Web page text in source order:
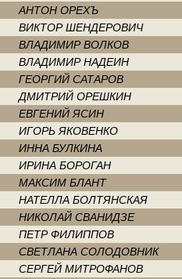
АНТОН ОРЕХЪ
ВИКТОР ШЕНДЕРОВИЧ
ВЛАДИМИР ВОЛКОВ
ВЛАДИМИР НАДЕИН
ГЕОРГИЙ САТАРОВ
ДМИТРИЙ ОРЕШКИН
ЕВГЕНИЙ ЯСИН
ИГОРЬ ЯКОВЕНКО
ИННА БУЛКИНА
ИРИНА БОРОГАН
МАКСИМ БЛАНТ
НАТЕЛЛА БОЛТЯНСКАЯ
НИКОЛАЙ СВАНИДЗЕ
ПЕТР ФИЛИППОВ
СВЕТЛАНА СОЛОДОВНИК
СЕРГЕЙ МИТРОФАНОВ